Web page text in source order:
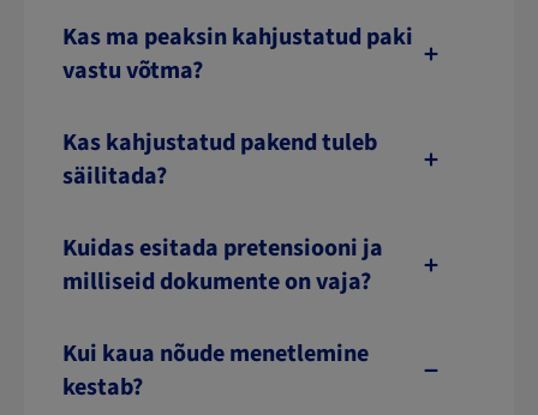
Kas ma peaksin kahjustatud paki
vastu võtma?
Kas kahjustatud pakend tuleb
säilitada?
Kuidas esitada pretensiooni ja
milliseid dokumente on vaja?
Kui kaua nõude menetlemine
kestab?